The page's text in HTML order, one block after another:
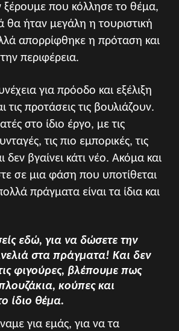
ξέρουμε που κόλλησε το θέμα,
θα ήταν μεγάλη η τουριστική
απορρίφθηκε η πρόταση και
περιφέρεια.
για πρόοδο και εξέλιξη
τις προτάσεις τις βουλιάζουν.
στο ίδιο έργο, με τις
τις πιο εμπορικές, τις
δεν βγαίνει κάτι νέο. Ακόμα και
σε μια φάση που υποτίθεται
πράγματα είναι τα ίδια και
εδώ, για να δώσετε την
στα πράγματα! Και δεν
φιγούρες, βλέπουμε πως
κούπες και
ίδιο θέμα.
για εμάς, για να τα